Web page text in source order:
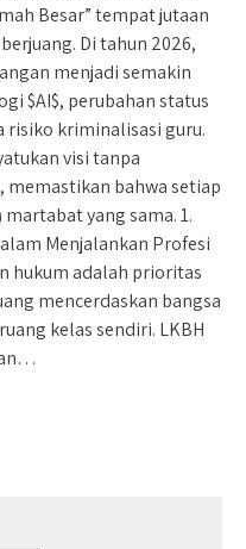
Besar” tempat jutaan
Di tahun 2026,
menjadi semakin
$AI$, perubahan status
risiko kriminalisasi guru.
visi tanpa
memastikan bahwa setiap
yang sama. 1.
Menjalankan Profesi
hukum adalah prioritas
mencerdaskan bangsa
kelas sendiri. LKBH